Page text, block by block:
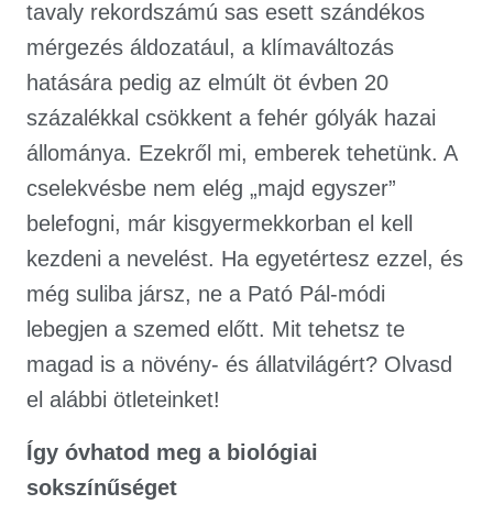
tavaly rekordszámú sas esett szándékos
mérgezés áldozatául, a klímaváltozás
hatására pedig az elmúlt öt évben 20
százalékkal csökkent a fehér gólyák hazai
állománya. Ezekről mi, emberek tehetünk. A
cselekvésbe nem elég „majd egyszer”
belefogni, már kisgyermekkorban el kell
kezdeni a nevelést. Ha egyetértesz ezzel, és
még suliba jársz, ne a Pató Pál-módi
lebegjen a szemed előtt. Mit tehetsz te
magad is a növény- és állatvilágért? Olvasd
el alábbi ötleteinket!
Így óvhatod meg a biológiai
sokszínűséget